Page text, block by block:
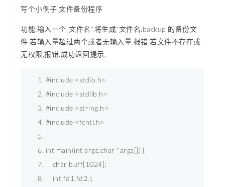
写个小例子:文件备份程序
功能:输入一个"文件名",将生成"文件名.backup"的备份文
件.若输入量超过两个或者无输入量,报错,若文件不存在或
无权限,报错.成功返回提示.
#include <stdio.h>
#include <stdlib.h >
#include <string.h >
#include <fcntl.h>
int main(int argc,char *args[]) {
char buff[1024];
int fd1,fd2,i;